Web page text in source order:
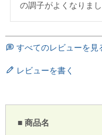
の調子がよくなりまし
すべてのレビューを見
レビューを書く
■ 商品名